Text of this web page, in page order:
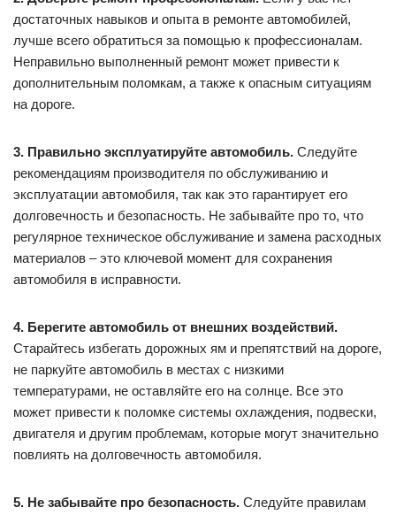
достаточных навыков и опыта в ремонте автомобилей,
лучше всего обратиться за помощью к профессионалам.
Неправильно выполненный ремонт может привести к
дополнительным поломкам, а также к опасным ситуациям
на дороге.
3. Правильно эксплуатируйте автомобиль. Следуйте
рекомендациям производителя по обслуживанию и
эксплуатации автомобиля, так как это гарантирует его
долговечность и безопасность. Не забывайте про то, что
регулярное техническое обслуживание и замена расходных
материалов – это ключевой момент для сохранения
автомобиля в исправности.
4. Берегите автомобиль от внешних воздействий.
Старайтесь избегать дорожных ям и препятствий на дороге,
не паркуйте автомобиль в местах с низкими
температурами, не оставляйте его на солнце. Все это
может привести к поломке системы охлаждения, подвески,
двигателя и другим проблемам, которые могут значительно
повлиять на долговечность автомобиля.
5. Не забывайте про безопасность. Следуйте правилам